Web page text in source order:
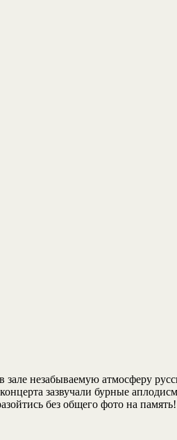
незабываемую атмосферу
зазвучали бурные
без общего фото на память!